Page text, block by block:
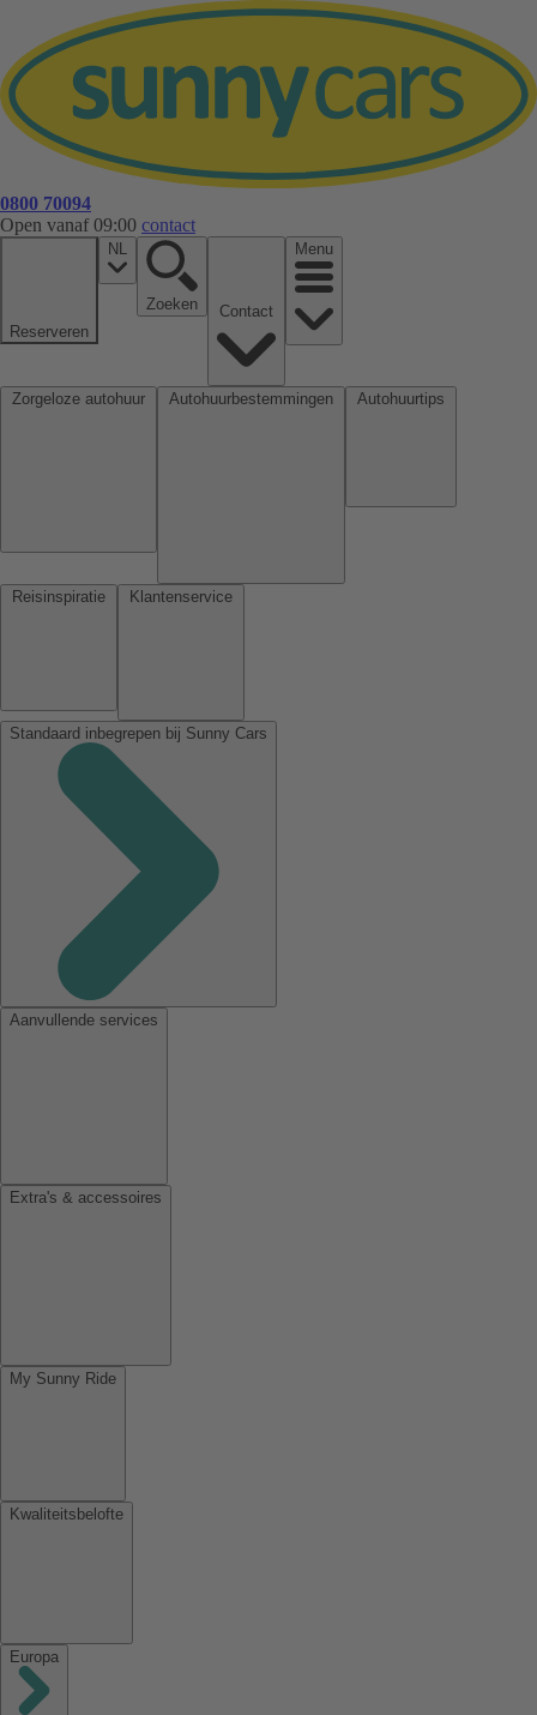
0800 70094
Open vanaf 09:00 contact
Reserveren
NL
Zoeken
Menu
Standaard inbegrepen bij Sunny Cars
Aanvullende services
Extra's & accessoires
My Sunny Ride
Kwaliteitsbelofte
Europa